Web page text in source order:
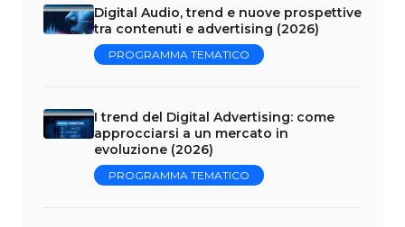
Digital Audio, trend e nuove prospettive
tra contenuti e advertising (2026)
PROGRAMMA TEMATICO
I trend del Digital Advertising: come
approcciarsi a un mercato in
evoluzione (2026)
PROGRAMMA TEMATICO